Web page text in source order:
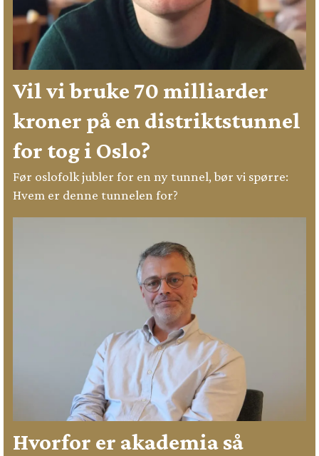
Vil vi bruke 70 milliarder
kroner på en distriktstunnel
for tog i Oslo?
Før oslofolk jubler for en ny tunnel, bør vi spørre:
Hvem er denne tunnelen for?
Hvorfor er akademia så